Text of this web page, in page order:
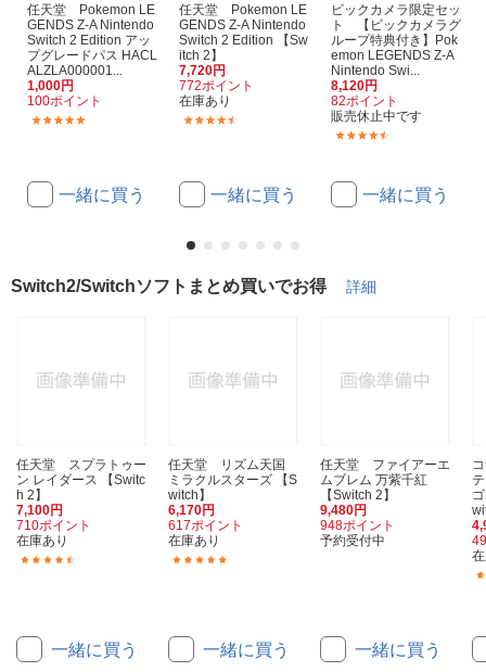
任天堂 Pokemon LE
GENDS Z-A Nintendo
Switch 2 Edition アッ
プグレードパス HACL
ALZLA000001...
1,000円
100ポイント
一緒に買う
任天堂 Pokemon LE
GENDS Z-A Nintendo
Switch 2 Edition 【Sw
itch 2】
7,720円
772ポイント
在庫あり
一緒に買う
ビックカメラ限定セッ
ト 【ビックカメラグ
ループ特典付き】Pok
emon LEGENDS Z-A
Nintendo Swi...
8,120円
82ポイント
販売休止中です
一緒に買う
Switch2/Switchソフトまとめ買いでお得 詳細
任天堂 スプラトゥー
ン レイダース 【Switc
h 2】
7,100円
710ポイント
在庫あり
一緒に買う
任天堂 リズム天国
ミラクルスターズ 【S
witch】
6,170円
617ポイント
在庫あり
一緒に買う
任天堂 ファイアーエ
ムブレム 万紫千紅
【Switch 2】
9,480円
948ポイント
予約受付中
一緒に買う